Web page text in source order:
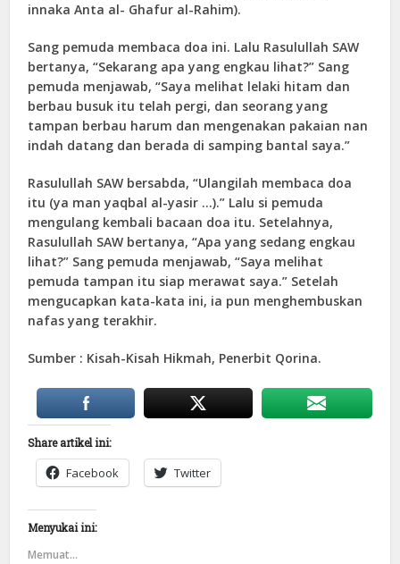
innaka Anta al- Ghafur al-Rahim).
Sang pemuda membaca doa ini. Lalu Rasulullah SAW
bertanya, “Sekarang apa yang engkau lihat?” Sang
pemuda menjawab, “Saya melihat lelaki hitam dan
berbau busuk itu telah pergi, dan seorang yang
tampan berbau harum dan mengenakan pakaian nan
indah datang dan berada di samping bantal saya.”
Rasulullah SAW bersabda, “Ulangilah membaca doa
itu (ya man yaqbal al-yasir …).” Lalu si pemuda
mengulang kembali bacaan doa itu. Setelahnya,
Rasulullah SAW bertanya, “Apa yang sedang engkau
lihat?” Sang pemuda menjawab, “Saya melihat
pemuda tampan itu siap merawat saya.” Setelah
mengucapkan kata-kata ini, ia pun menghembuskan
nafas yang terakhir.
Sumber : Kisah-Kisah Hikmah, Penerbit Qorina.
Share artikel ini:
Facebook Twitter
Menyukai ini:
Memuat...